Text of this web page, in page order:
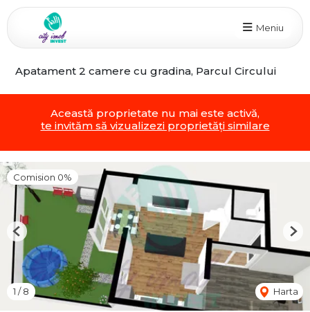
Meniu
Apatament 2 camere cu gradina, Parcul Circului
Această proprietate nu mai este activă,
te invităm să vizualizezi proprietăți similare
Comision 0%
1 /8 Harta
Previous